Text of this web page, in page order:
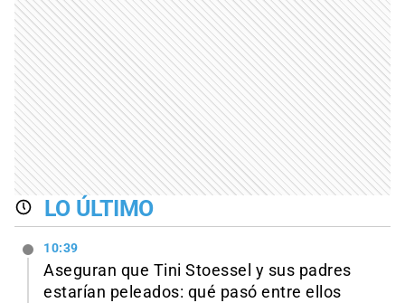
LO ÚLTIMO
10:39
Aseguran que Tini Stoessel y sus padres
estarían peleados: qué pasó entre ellos